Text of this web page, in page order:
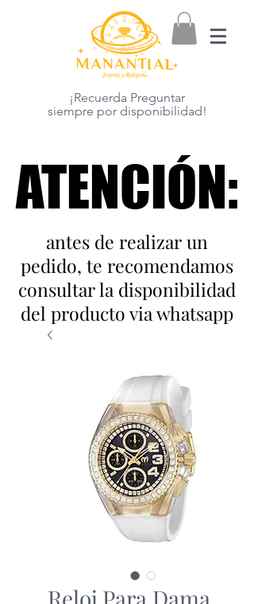
¡Recuerda Preguntar
siempre por disponibilidad!
ATENCIÓN:
ATENCIÓN:
antes de realizar un
pedido, te recomendamos
consultar la disponibilidad
del producto via whatsapp
Reloj Para Dama